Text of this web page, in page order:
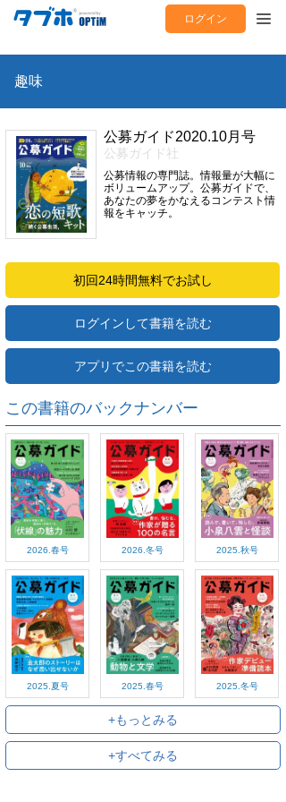
ログイン
趣味
公募ガイド2020.10月号
公募ガイド社
公募情報の専門誌。情報量が大幅に
ボリュームアップ。公募ガイドで、
あなたの夢をかなえるコンテスト情
報をキャッチ。
初回24時間無料でお試し
ログインして書籍を読む
アプリでこの書籍を読む
この書籍のバックナンバー
2026.春号 2026.冬号 2025.秋号
2025.夏号 2025.春号 2025.冬号
+もっとみる
+すべてみる